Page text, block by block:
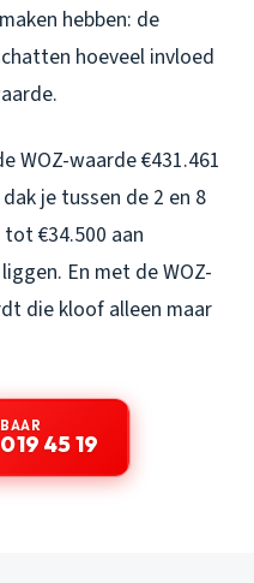
hebben: de
hoeveel invloed
WOZ-waarde €431.461
je tussen de 2 en 8
€34.500 aan
En met de WOZ-
die kloof alleen maar
45 19